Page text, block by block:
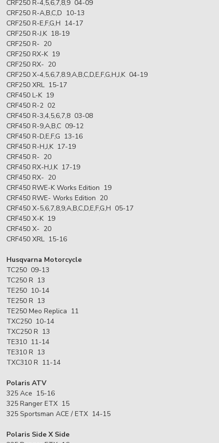
CRF250 R-4,5,6,7,8,9 04-09
CRF250 R-A,B,C,D 10-13
CRF250 R-E,F,G,H 14-17
CRF250 R-J,K 18-19
CRF250 R- 20
CRF250 RX-K 19
CRF250 RX- 20
CRF250 X-4,5,6,7,8.9,A,B,C,D,E,F,G,H,J,K 04-19
CRF250 XRL 15-17
CRF450 L-K 19
CRF450 R-2 02
CRF450 R-3,4,5,6,7,8 03-08
CRF450 R-9,A,B,C 09-12
CRF450 R-D,E,F,G 13-16
CRF450 R-H,J,K 17-19
CRF450 R- 20
CRF450 RX-H,J,K 17-19
CRF450 RX- 20
CRF450 RWE-K Works Edition 19
CRF450 RWE- Works Edition 20
CRF450 X-5,6,7,8,9,A,B,C,D,E,F,G,H 05-17
CRF450 X-K 19
CRF450 X- 20
CRF450 XRL 15-16
Husqvarna Motorcycle
TC250 09-13
TC250 R 13
TE250 10-14
TE250 R 13
TE250 Meo Replica 11
TXC250 10-14
TXC250 R 13
TE310 11-14
TE310 R 13
TXC310 R 11-14
Polaris ATV
325 Ace 15-16
325 Ranger ETX 15
325 Sportsman ACE / ETX 14-15
Polaris Side X Side